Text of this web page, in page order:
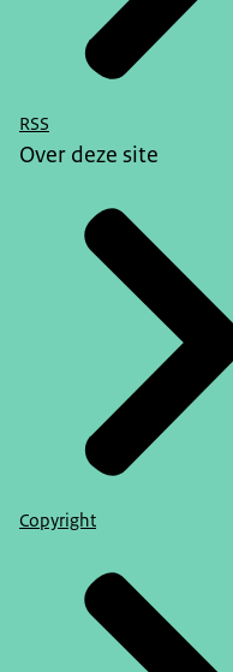
RSS
Over deze site
Copyright